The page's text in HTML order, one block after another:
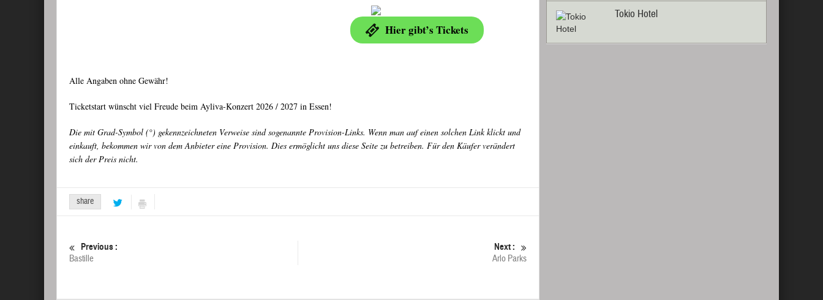
Hier gibt’s Tickets
Alle Angaben ohne Gewähr!
Ticketstart wünscht viel Freude beim Ayliva-Konzert 2026 / 2027 in Essen!
Die mit Grad-Symbol (°) gekennzeichneten Verweise sind sogenannte Provision-Links. Wenn man auf einen solchen Link klickt und
einkauft, bekommen wir von dem Anbieter eine Provision. Dies ermöglicht uns diese Seite zu betreiben. Für den Käufer verändert
sich der Preis nicht.
share
Previous :
Bastille
Next :
Arlo Parks
Tokio Hotel